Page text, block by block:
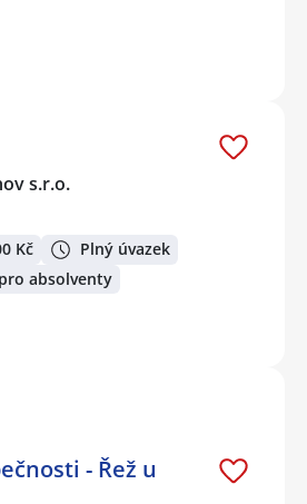
s.r.o.
Kč
Plný úvazek
absolventy
- Řež u